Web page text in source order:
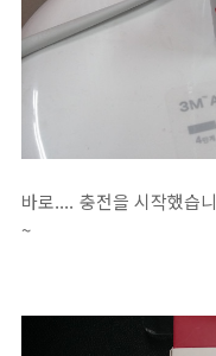
바로.... 충전을 시작했습
~